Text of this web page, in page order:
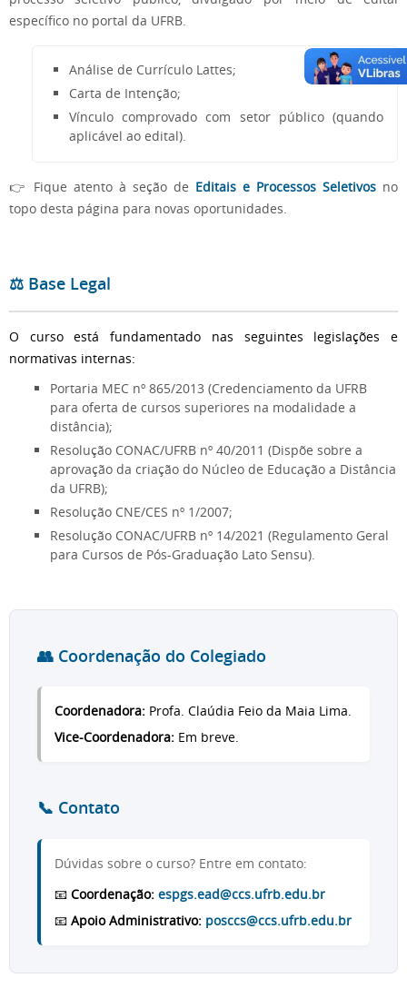
específico no portal da UFRB.
Análise de Currículo Lattes;
Carta de Intenção;
Vínculo comprovado com setor público (quando
aplicável ao edital).
👉 Fique atento à seção de Editais e Processos Seletivos no
topo desta página para novas oportunidades.
⚖️ Base Legal
O curso está fundamentado nas seguintes legislações e
normativas internas:
Portaria MEC nº 865/2013 (Credenciamento da UFRB
para oferta de cursos superiores na modalidade a
distância);
Resolução CONAC/UFRB nº 40/2011 (Dispõe sobre a
aprovação da criação do Núcleo de Educação a Distância
da UFRB);
Resolução CNE/CES nº 1/2007;
Resolução CONAC/UFRB nº 14/2021 (Regulamento Geral
para Cursos de Pós-Graduação Lato Sensu).
👥 Coordenação do Colegiado
Coordenadora: Profa. Claúdia Feio da Maia Lima.
Vice-Coordenadora: Em breve.
📞 Contato
Dúvidas sobre o curso? Entre em contato:
📧 Coordenação: espgs.ead@ccs.ufrb.edu.br
📧 Apoio Administrativo: posccs@ccs.ufrb.edu.br